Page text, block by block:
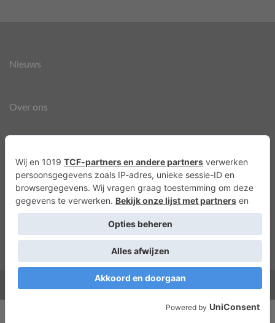
Nieuws
Over ons
Privacyverklaring
Cookies
Copyright 2026 ©Lots of Molly